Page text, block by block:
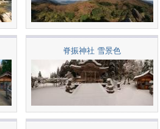
脊振神社 雪景色